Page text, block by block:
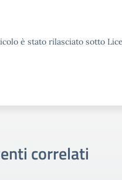
è stato rilasciato sotto
correlati